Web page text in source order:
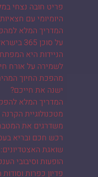
פריט חובה נצחי
היומיומי עם
המדריך המלא
על סוכן 365 בישראל
הניידות היא
לשמירה על אורח
מהפכת החיוך
ישנה את חייכם?
המדריך המלא
מטכנולוגיית
משדרגים את
רכש חכם ובריא
שואגת
הופעות וסיבובי
פדיון כפרות